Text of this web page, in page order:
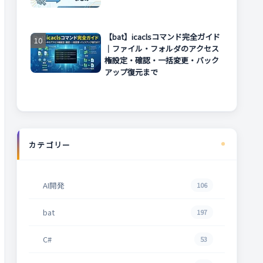
【bat】icaclsコマンド完全ガイド
｜ファイル・フォルダのアクセス
権設定・確認・一括変更・バック
アップ復元まで
カテゴリー
AI開発 106
bat 197
C# 53